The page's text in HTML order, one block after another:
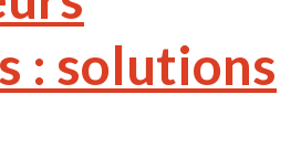
: solutions